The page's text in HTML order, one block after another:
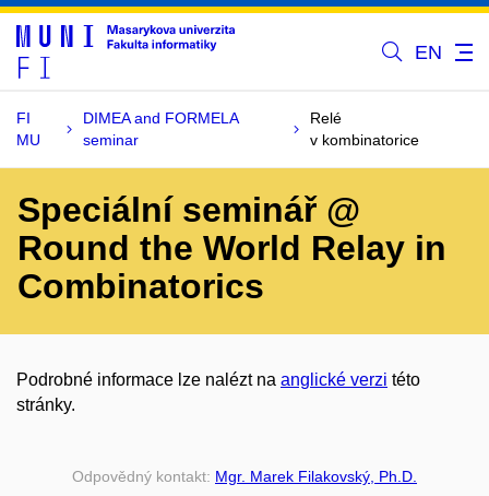
EN
FI
MU
DIMEA and FORMELA
seminar
Relé
v kombinatorice
Speciální seminář @
Round the World Relay in
Combinatorics
Podrobné informace lze nalézt na anglické verzi této
stránky.
Odpovědný kontakt: Mgr. Marek Filakovský, Ph.D.